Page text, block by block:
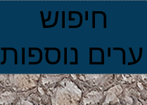
חיפוש
ערים נוספות